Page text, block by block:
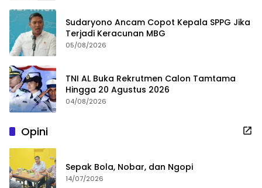
Sudaryono Ancam Copot Kepala SPPG Jika
Terjadi Keracunan MBG
05/08/2026
TNI AL Buka Rekrutmen Calon Tamtama
Hingga 20 Agustus 2026
04/08/2026
Opini
Sepak Bola, Nobar, dan Ngopi
14/07/2026